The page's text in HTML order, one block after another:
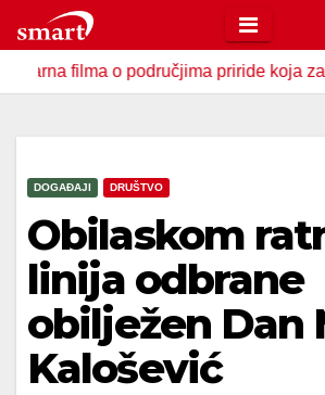
to
contento područjima priride koja zavrjeđuju
DOGAĐAJI DRUŠTVO
Obilaskom
linija odbrane
obilježen Dan
Kalošević